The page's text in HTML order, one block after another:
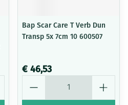
Bap Scar Care T Verb Dun
Transp 5x 7cm 10 600507
€ 46,53